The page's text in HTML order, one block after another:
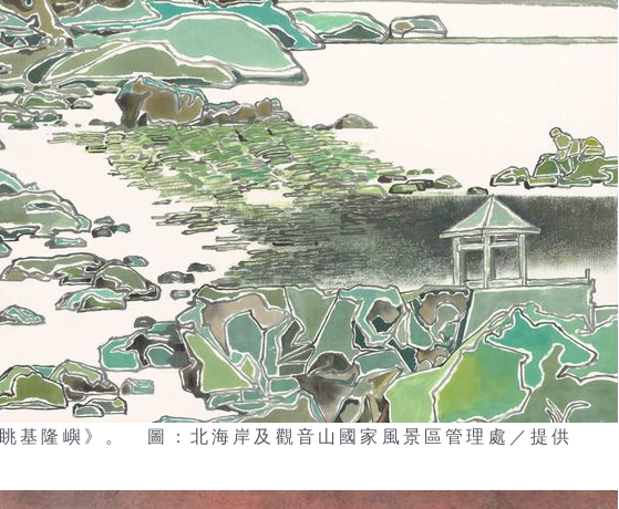
基隆嶼》。 圖：北海岸及觀音山國家風景區管理處／提供